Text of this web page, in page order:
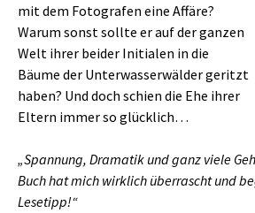
mit dem Fotografen eine Affäre?
Warum sonst sollte er auf der ganzen
Welt ihrer beider Initialen in die
Bäume der Unterwasserwälder geritzt
haben? Und doch schien die Ehe ihrer
Eltern immer so glücklich…
„Spannung, Dramatik und ganz viele
Buch hat mich wirklich überrascht und
Lesetipp!“